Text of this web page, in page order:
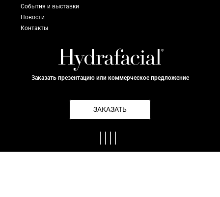
События и выставки
Новости
Контакты
Заказать презентацию или коммерческое предложение
ЗАКАЗАТЬ